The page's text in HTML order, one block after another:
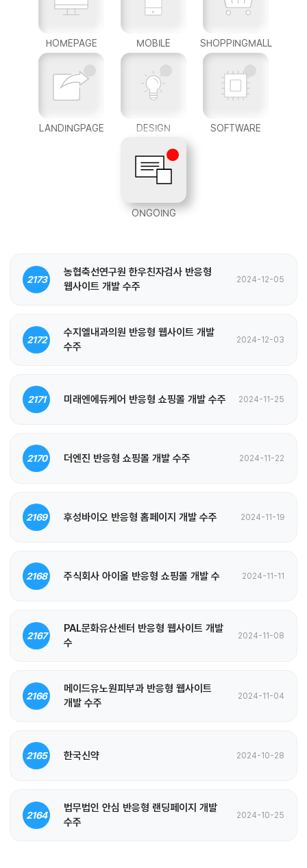
HOMEPAGE MOBILE SHOPPINGMALL
LANDINGPAGE DESIGN SOFTWARE
ONGOING
2173
농협축선연구원 한우친자검사 반응형
웹사이트 개발 수주
2024-12-05
2172
수지엘내과의원 반응형 웹사이트 개발
수주
2024-12-03
2171 미래엔에듀케어 반응형 쇼핑몰 개발 수주 2024-11-25
2170 더엔진 반응형 쇼핑몰 개발 수주 2024-11-22
2169 후성바이오 반응형 홈페이지 개발 수주 2024-11-19
2168 주식회사 아이올 반응형 쇼핑몰 개발 수 2024-11-11
2167
PAL문화유산센터 반응형 웹사이트 개발
수
2024-11-08
2166
메이드유노원피부과 반응형 웹사이트
개발 수주
2024-11-04
2165 한국신약 2024-10-28
2164
법무법인 안심 반응형 랜딩페이지 개발
수주
2024-10-25